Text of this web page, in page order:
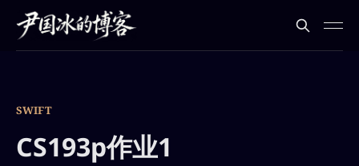
SWIFT
CS193p作业1